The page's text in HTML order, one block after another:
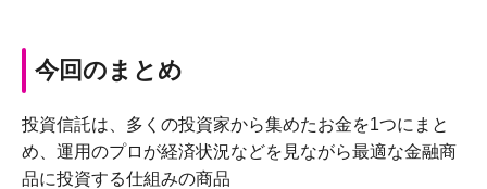
今回のまとめ
投資信託は、多くの投資家から集めたお金を1つにまと
め、運用のプロが経済状況などを見ながら最適な金融商
品に投資する仕組みの商品